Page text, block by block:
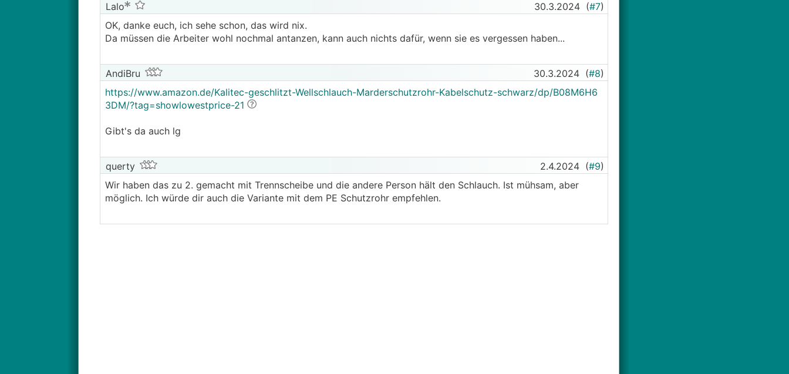
Lalo 30.3.2024 (#7)
OK, danke euch, ich sehe schon, das wird nix.
Da müssen die Arbeiter wohl nochmal antanzen, kann auch nichts dafür, wenn sie es vergessen haben...
AndiBru 30.3.2024 (#8)
https://www.amazon.de/Kalitec-geschlitzt-Wellschlauch-Marderschutzrohr-Kabelschutz-schwarz/dp/B08M6H6
3DM/?tag=showlowestprice-21
Gibt's da auch lg
querty 2.4.2024 (#9)
Wir haben das zu 2. gemacht mit Trennscheibe und die andere Person hält den Schlauch. Ist mühsam, aber
möglich. Ich würde dir auch die Variante mit dem PE Schutzrohr empfehlen.